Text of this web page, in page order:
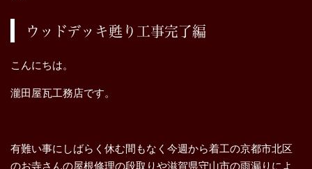
ウッドデッキ甦り工事完了編
こんにちは。
瀧田屋瓦工務店です。
有難い事にしばらく休む間もなく今週から着工の京都市北区
のお寺さんの屋根修理の段取りや滋賀県守山市の雨漏りによ